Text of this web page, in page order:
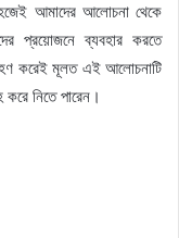
আমাদের আলোচনা থেকে
প্রয়োজনে ব্যবহার করতে
করেই মূলত এই আলোচনাটি
নিতে পারেন।